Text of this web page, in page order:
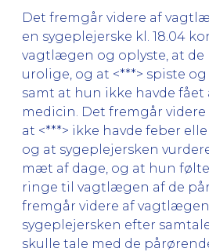
Det fremgår videre af
en sygeplejerske kl. 18.04
vagtlægen og oplyste, at de
urolige, og at <***> spiste
samt at hun ikke havde fået
medicin. Det fremgår videre
at <***> ikke havde feber
og at sygeplejersken
mæt af dage, og at hun
ringe til vagtlægen af de
fremgår videre af
sygeplejersken efter
skulle tale med de